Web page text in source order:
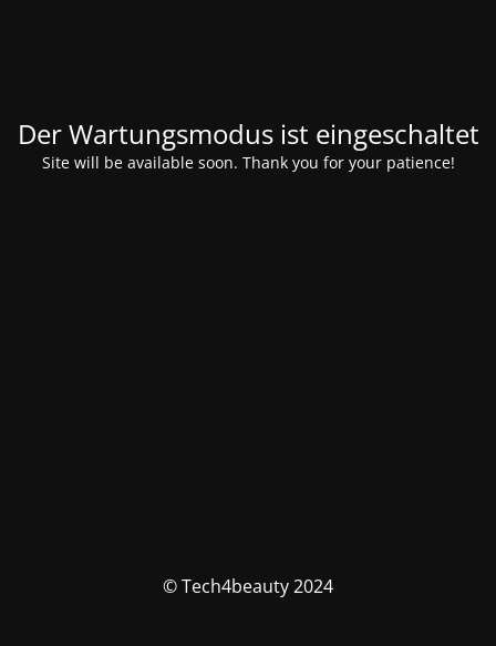
Der Wartungsmodus ist eingeschaltet
Site will be available soon. Thank you for your patience!
© Tech4beauty 2024